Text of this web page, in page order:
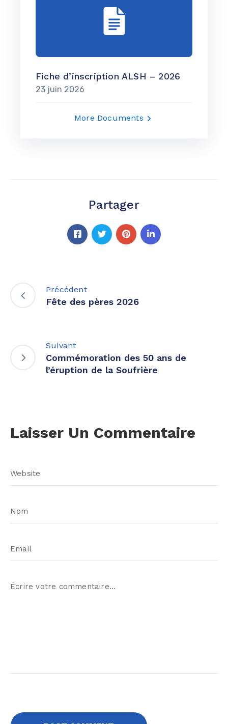
Fiche d’inscription ALSH – 2026
23 juin 2026
More Documents
Partager
Précédent
Fête des pères 2026
Suivant
Commémoration des 50 ans de
l’éruption de la Soufrière
Laisser Un Commentaire